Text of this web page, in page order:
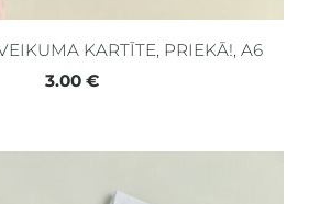
KARTĪTE, PRIEKĀ!, A6
3.00 €